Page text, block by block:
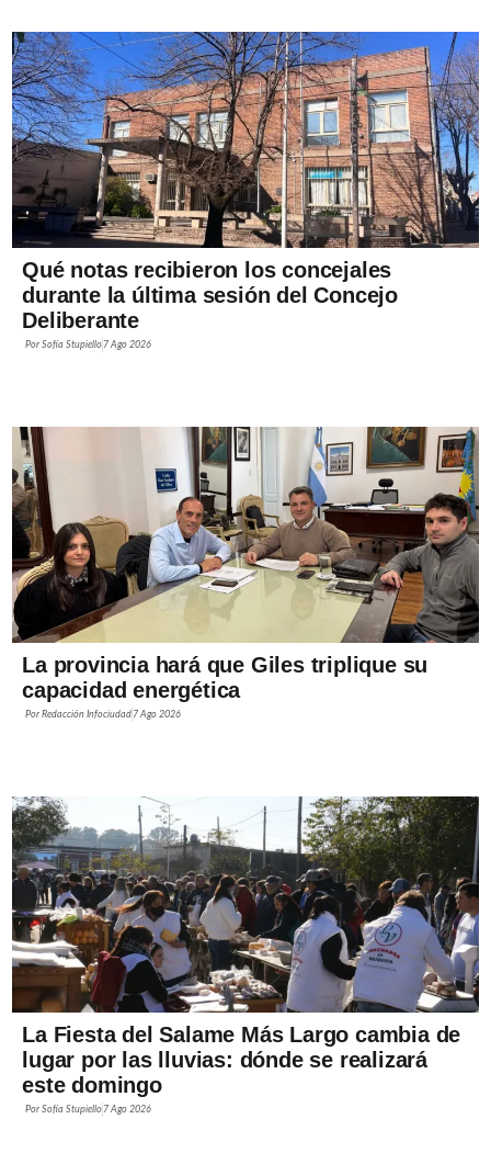
Qué notas recibieron los concejales
durante la última sesión del Concejo
Deliberante
PorSofía Stupiello 7 Ago 2026
La provincia hará que Giles triplique su
capacidad energética
PorRedacción Infociudad 7 Ago 2026
La Fiesta del Salame Más Largo cambia de
lugar por las lluvias: dónde se realizará
este domingo
PorSofía Stupiello 7 Ago 2026